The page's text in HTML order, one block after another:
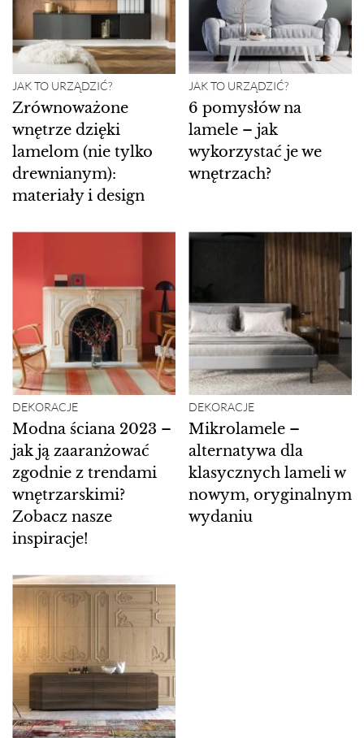
JAK TO URZĄDZIĆ?
Zrównoważone
wnętrze dzięki
lamelom (nie tylko
drewnianym):
materiały i design
JAK TO URZĄDZIĆ?
6 pomysłów na
lamele – jak
wykorzystać je we
wnętrzach?
DEKORACJE
Modna ściana 2023 –
jak ją zaaranżować
zgodnie z trendami
wnętrzarskimi?
Zobacz nasze
inspiracje!
DEKORACJE
Mikrolamele –
alternatywa dla
klasycznych lameli w
nowym, oryginalnym
wydaniu